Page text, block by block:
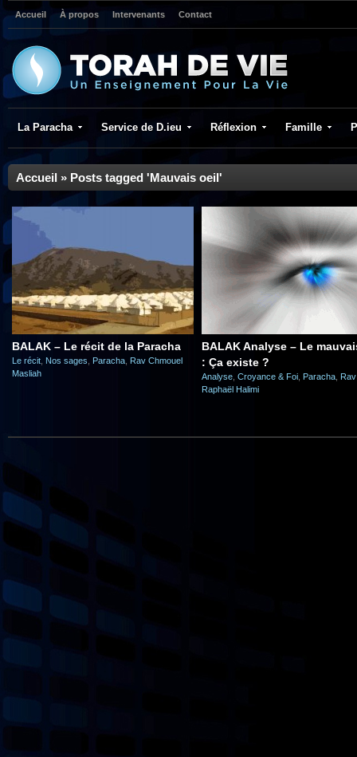
Accueil À propos Intervenants Contact
La Paracha Service de D.ieu Réflexion Famille
Accueil » Posts tagged 'Mauvais oeil'
BALAK – Le récit de la Paracha
Le récit Nos sages Paracha Rav Chmouel
Masliah
BALAK Analyse – Le
: Ça existe ?
Analyse Croyance & Foi Paracha Rav
Raphaël Halimi